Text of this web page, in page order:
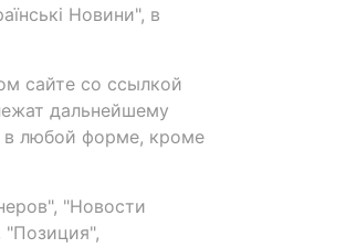
Новини", в
сайте со ссылкой
дальнейшему
в любой форме, кроме
"Новости
"Позиция",